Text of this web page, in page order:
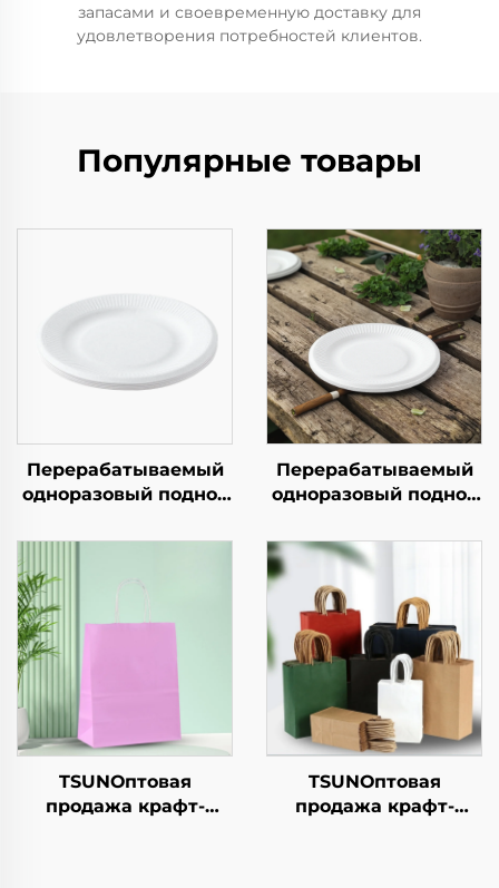
запасами и своевременную доставку для
удовлетворения потребностей клиентов.
Популярные товары
Перерабатываемый
одноразовый поднос
салатов, закусок,
суши, пиццы, хлеба,
конфет, шоколада
или гамбургеров —
для общепита и
крафтовых целей
Перерабатываемый
одноразовый поднос
салатов, закусок,
суши, пиццы, хлеба,
конфет, шоколада
или гамбургеров —
для общепита и
крафтовых целей
TSUNОптовая
продажа крафт-
TSUNОптовая
продажа крафт-